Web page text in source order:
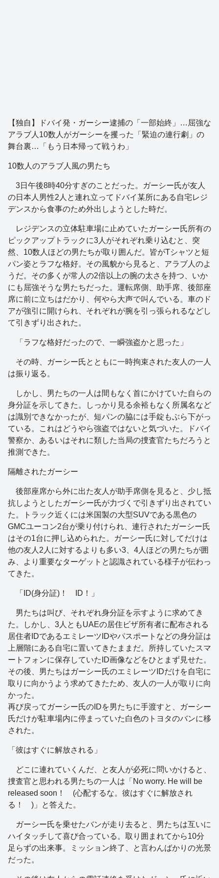
【独自】ドバイ発・ガーシー逮捕の「一部始終」…屈強な
アラブ人10数人がガーシーを攫った「緊迫の連行劇」の
舞台裏…「もう日本帰って戦うわ」
10数人のアラブ人風の男たち
3日午後8時40分すぎのことだった。ガーシー氏が友人
の日本人男性2人と連れ立ってドバイ某所にある自宅レジ
デンスから食事のため外出しようとした時だ。
レジデンスの立体駐車場に止めていたガーシー氏所有の
ピックアップトラックに3人がそれぞれ乗り込むと、突
然、10数人ほどの男たちが取り囲んだ。皆がTシャツと短
パン姿とラフな格好。その風貌から見ると、アラブ人のよ
うだ。その多くが常人の2倍以上の腕の太さを持つ、いか
にも屈強そうな男たちだった。運転席側、助手席、後部座
席に前に立ちはだかり、何やら大声で叫んでいる。車のド
アが強引に開けられ、それぞれが腕を引っ張られるなどし
て引きずり出された。
「ラフな格好だったので、一瞬強盗かと思った」
その時、ガーシー氏とともに一時拘束された友人の一人
は振り返る。
しかし、男たちの一人は間もなく首にかけていた自らの
身分証を示してきた。しっかり見る余裕もなく所属名など
は識別できなかったが、短パンの脇には手錠もぶら下がっ
ている。これはどうやら強盗ではないと気づいた。ドバイ
警察か、あるいはそれに類した当局の捜査官たちだろうと
推測できた。
隔離されたガーシー
後部座席から外に出た友人が助手席側を見ると、少し抵
抗しようとしたガーシー氏が力づくで引きずり出されてい
た。トラック近くには米国製の大型SUVである黒色の
GMCユーコン2台が乗り付けられ、連行されたガーシー氏
はその1台に押し込められた。ガーシー氏に対してだけは
他の友人2人に対するよりも多い3、4人ほどの男たちが囲
み、より重要なターゲットと認識されている様子が伝わっ
てきた。
「ID(身分証)！ ID！」
男たちは叫び、それぞれ身分証を示すように求めてき
た。しかし、3人ともUAEの居住ビザ所有者に配布される
居住者IDであるエミレーツIDやパスポートなどの身分証は
上層階にある自宅に置いてきたままだ。所持していたスマ
ートフォンに保存していたID画像などをひとまず見せた。
その後、男たちはガーシー氏のエミレーツIDだけを自宅に
取りに向かうよう求めてきたため、友人の一人が取りに向
かった。
再び戻ってガーシー氏のIDを男たちに手渡すと、ガーシー
氏だけが駐車場内に停まっていた白色のトヨタのバンに移
された。
「彼はすぐに解放される」
どこに連れていくんだ、と友人が必死に問いかけると、
捜査官と思われる男たちの一人は「No worry. He will be
released soon！ (心配するな。彼はすぐに解放され
る！ )」と答えた。
ガーシー氏を乗せたバンが走り去ると、男たちは互いに
ハイタッチして喜び合っている。取り囲まれてから10分
足らずの出来事。ミッション終了、と言わんばかりの光景
だった。